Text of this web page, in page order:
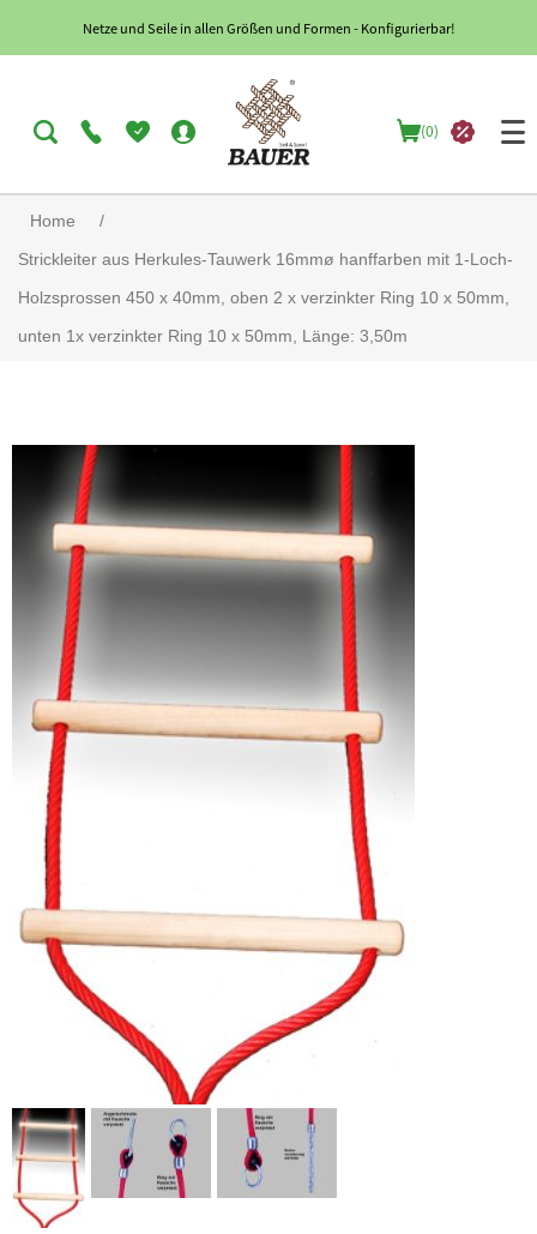
Netze und Seile in allen Größen und Formen - Konfigurierbar!
(0)
Home
/
Strickleiter aus Herkules-Tauwerk 16mmø hanffarben mit 1-Loch-
Holzsprossen 450 x 40mm, oben 2 x verzinkter Ring 10 x 50mm,
unten 1x verzinkter Ring 10 x 50mm, Länge: 3,50m